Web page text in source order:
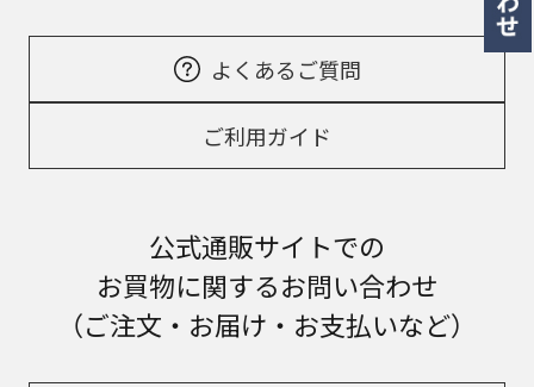
よくあるご質問
ご利用ガイド
公式通販サイトでの
お買物に関するお問い合わせ
（ご注文・お届け・お支払いなど）